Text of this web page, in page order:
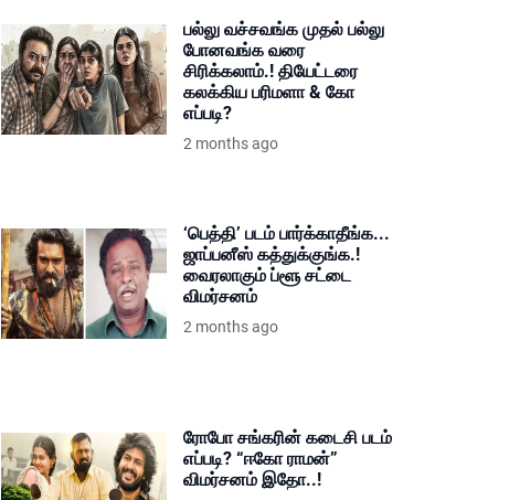
பல்லு வச்சவங்க முதல் பல்லு
போனவங்க வரை
சிரிக்கலாம்.! தியேட்டரை
கலக்கிய பரிமளா & கோ
எப்படி?
2 months ago
‘பெத்தி’ படம் பார்க்காதீங்க...
ஜாப்பனீஸ் கத்துக்குங்க.!
வைரலாகும் ப்ளூ சட்டை
விமர்சனம்
2 months ago
ரோபோ சங்கரின் கடைசி படம்
எப்படி? “ஈகோ ராமன்”
விமர்சனம் இதோ..!